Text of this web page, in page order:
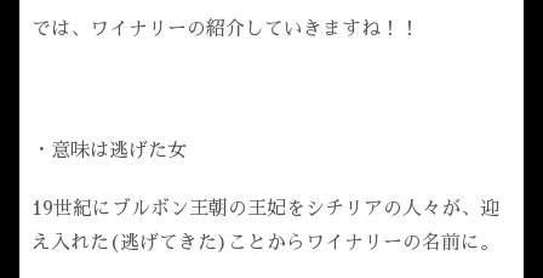
では、ワイナリーの紹介していきますね！！
・意味は逃げた女
19世紀にブルボン王朝の王妃をシチリアの人々が、迎
え入れた(逃げてきた)ことからワイナリーの名前に。